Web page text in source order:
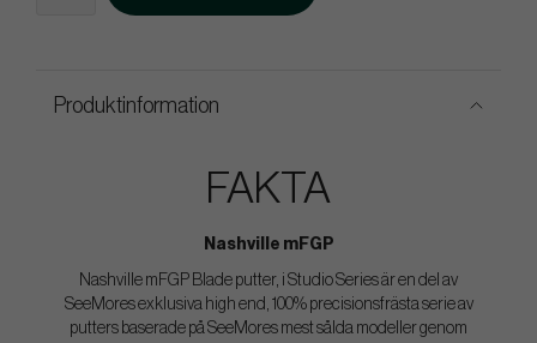
Produktinformation
FAKTA
Nashville mFGP
Nashville mFGP Blade putter, i Studio Series är en del av
SeeMores exklusiva high end, 100% precisionsfrästa serie av
putters baserade på SeeMores mest sålda modeller genom